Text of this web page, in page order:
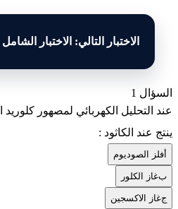
الاختبار التالي: الاختبار
السؤال 1
عند التحليل الكهربائي لمصهور
ينتج عند الكاثود :
فلز الصوديوم
بغاز الكلور
جغاز الاكسجين